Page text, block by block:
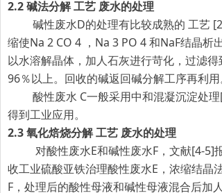
2.2 碱法分解 工艺 废水的处理
碱性废水D的处理有比较成熟的 工艺
缩使Na 2 CO 4 ，Na 3 PO 4 和NaF结晶
以水溶解晶体，加人石灰进行苛化，过滤
96％以上。回收的碱返回碱分解工序再利用
酸性废水 C一般采用中和混凝沉淀处理
得到工业应用。
2.3 氧化焙烧分解 工艺 废水的处理
对酸性废水E和碱性废水F，文献[4-5]
收工业硫酸亚铁治理酸性废水E，浓缩结晶
F，处理后的酸性母液和碱性母液混合后加